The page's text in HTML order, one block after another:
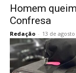
Homem
Confresa
Redação - 13 de